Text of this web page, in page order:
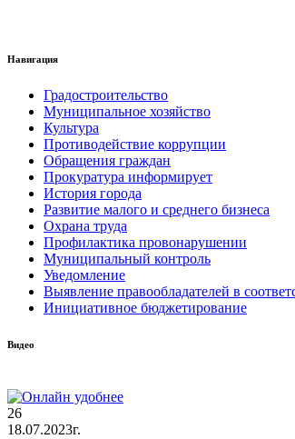
Навигация
Градостроительство
Муниципальное хозяйство
Культура
Противодействие коррупции
Обращения граждан
Прокуратура информирует
История города
Развитие малого и среднего бизнеса
Охрана труда
Профилактика провонарушении
Муниципальный контроль
Уведомление
Выявление правообладателей в
Инициативное бюджетирование
Видео
26
18.07.2023г.